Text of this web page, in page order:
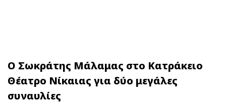
Ο Σωκράτης Μάλαμας στο Κατράκειο
Θέατρο Νίκαιας για δύο μεγάλες
συναυλίες